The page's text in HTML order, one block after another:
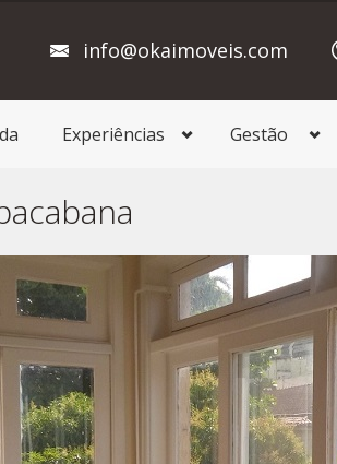
info@okaimoveis.com
Experiências Gestão